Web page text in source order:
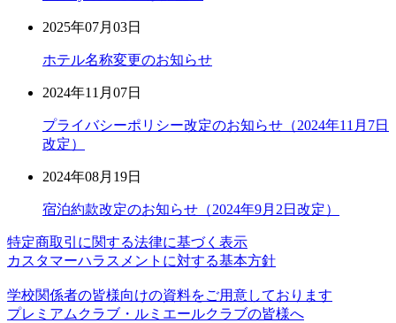
2025年07月03日
ホテル名称変更のお知らせ
2024年11月07日
プライバシーポリシー改定のお知らせ（2024年11月7日
改定）
2024年08月19日
宿泊約款改定のお知らせ（2024年9月2日改定）
特定商取引に関する法律に基づく表示
カスタマーハラスメントに対する基本方針
学校関係者の皆様向けの資料をご用意しております
プレミアムクラブ・ルミエールクラブの皆様へ